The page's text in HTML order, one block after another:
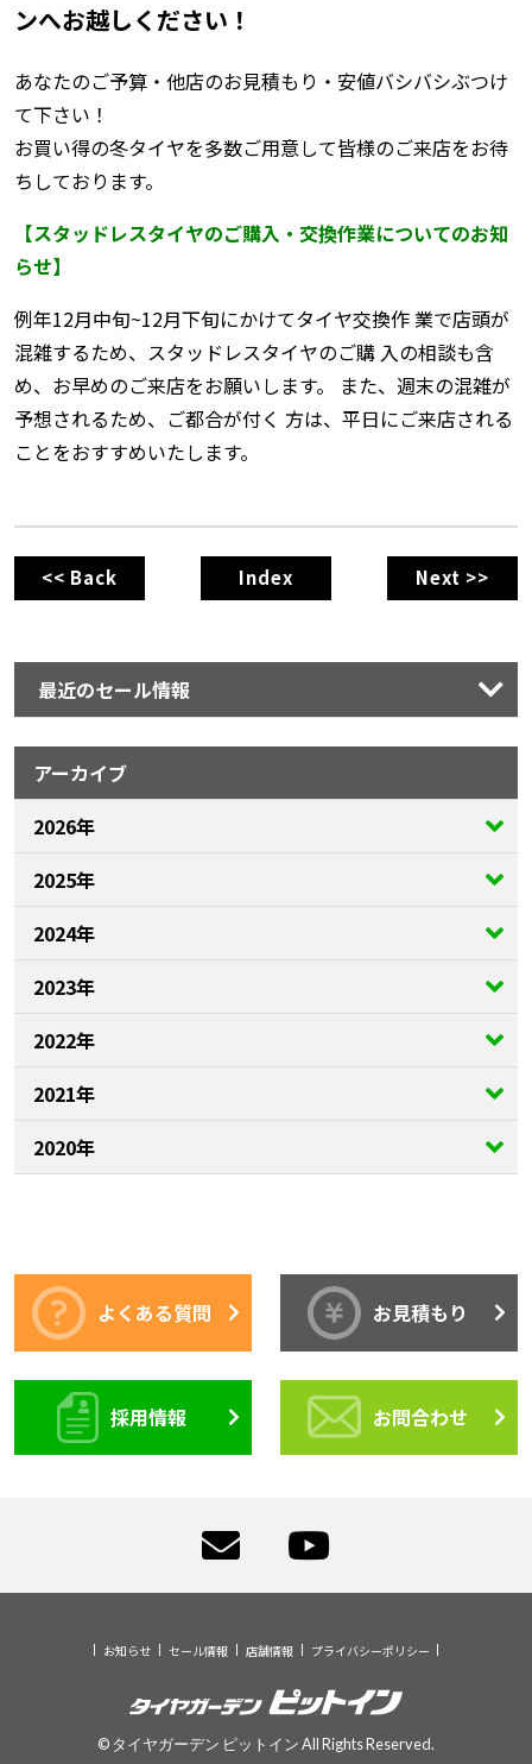
ンへお越しください！
あなたのご予算・他店のお見積もり・安値バシバシぶつけ
て下さい！
お買い得の冬タイヤを多数ご用意して皆様のご来店をお待
ちしております。
【スタッドレスタイヤのご購入・交換作業についてのお知
らせ】
例年12月中旬~12月下旬にかけてタイヤ交換作 業で店頭が
混雑するため、スタッドレスタイヤのご購 入の相談も含
め、お早めのご来店をお願いします。 また、週末の混雑が
予想されるため、ご都合が付く 方は、平日にご来店される
ことをおすすめいたします。
<< Back Index Next >>
最近のセール情報
アーカイブ
2026年
2025年
2024年
2023年
2022年
2021年
2020年
よくある質問 お見積もり
採用情報 お問合わせ
お知らせ セール情報 店舗情報 プライバシーポリシー
© タイヤガーデン ピットイン All Rights Reserved.